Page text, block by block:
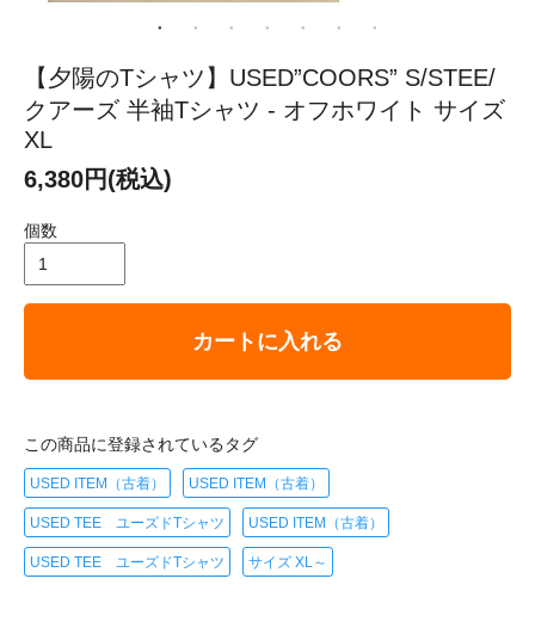
【夕陽のTシャツ】USED”COORS” S/STEE/
クアーズ 半袖Tシャツ - オフホワイト サイズ
XL
6,380円(税込)
個数
カートに入れる
この商品に登録されているタグ
USED ITEM（古着） USED ITEM（古着）
USED TEE ユーズドTシャツ USED ITEM（古着）
USED TEE ユーズドTシャツ サイズ XL～